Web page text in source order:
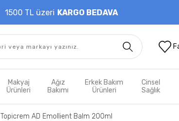
1500 TL üzeri KARGO BEDAVA
Makyaj
Ürünleri
Ağız
Bakımı
Erkek Bakım
Ürünleri
Cinsel
Sağlık
Topicrem AD Emollient Balm 200ml